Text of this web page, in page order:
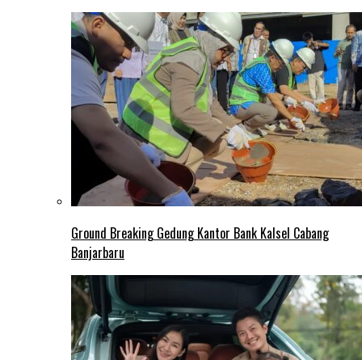
Ground Breaking Gedung Kantor Bank Kalsel Cabang
Banjarbaru